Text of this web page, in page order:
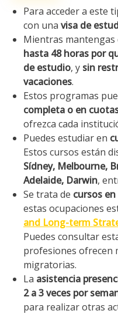
Para acceder a este
con una visa de
Mientras
hasta 48 horas por
de estudio, y sin
vacaciones.
Estos programas
completa o en
ofrezca cada
Puedes estudiar en
Estos cursos están
Sídney, Melbourne,
Adelaide, Darwin,
Se trata de cursos
estas ocupaciones
and Long-term
Puedes consultar
profesiones ofrecen
migratorias.
La asistencia
2 a 3 veces por
para realizar otras